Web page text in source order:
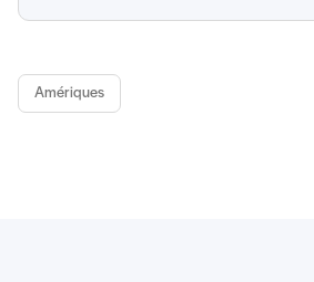
Amériques